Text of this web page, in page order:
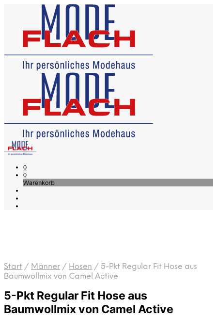
0
0
Warenkorb
Start / Männer / Hosen / 5-Pkt Regular Fit Hose aus
Baumwollmix von Camel Active
5-Pkt Regular Fit Hose aus
Baumwollmix von Camel Active